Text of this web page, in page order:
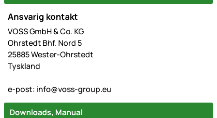
Ansvarig kontakt
VOSS GmbH & Co. KG
Ohrstedt Bhf. Nord 5
25885 Wester-Ohrstedt
Tyskland
e-post: info@voss-group.eu
Downloads, Manual